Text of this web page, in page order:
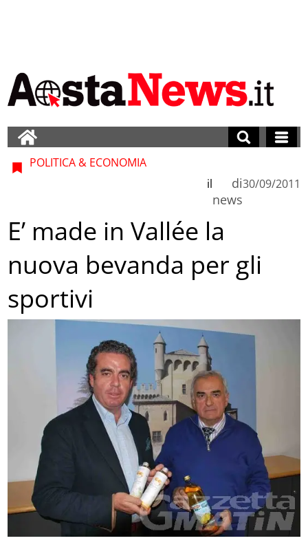
POLITICA & ECONOMIA
di
news
il 30/09/2011
E’ made in Vallée la
nuova bevanda per gli
sportivi